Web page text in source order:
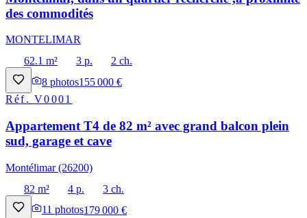
des commodités
MONTELIMAR
62.1 m²
3 p.
2 ch.
8 photos155 000 €
Réf.V0001
Appartement T4 de 82 m² avec grand balcon plein
sud, garage et cave
Montélimar (26200)
82 m²
4 p.
3 ch.
11 photos179 000 €